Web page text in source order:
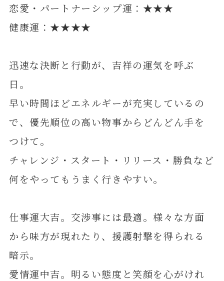
恋愛・パートナーシップ運：★★★
健康運：★★★★
迅速な決断と行動が、吉祥の運気を呼ぶ
日。
早い時間ほどエネルギーが充実しているの
で、優先順位の高い物事からどんどん手を
つけて。
チャレンジ・スタート・リリース・勝負など
何をやってもうまく行きやすい。
仕事運大吉。交渉事には最適。様々な方面
から味方が現れたり、援護射撃を得られる
暗示。
愛情運中吉。明るい態度と笑顔を心がけれ